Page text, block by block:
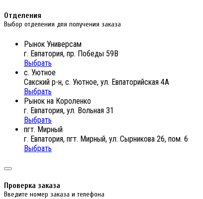
Отделения
Выбор отделения для получения заказа
Рынок Универсам
г. Евпатория, пр. Победы 59В
Выбрать
с. Уютное
Сакский р-н, с. Уютное, ул. Евпаторийская 4А
Выбрать
Рынок на Короленко
г. Евпатория, ул. Вольная 31
Выбрать
пгт. Мирный
г. Евпатория, пгт. Мирный, ул. Сырникова 26, пом. 6
Выбрать
Проверка заказа
Введите номер заказа и телефона